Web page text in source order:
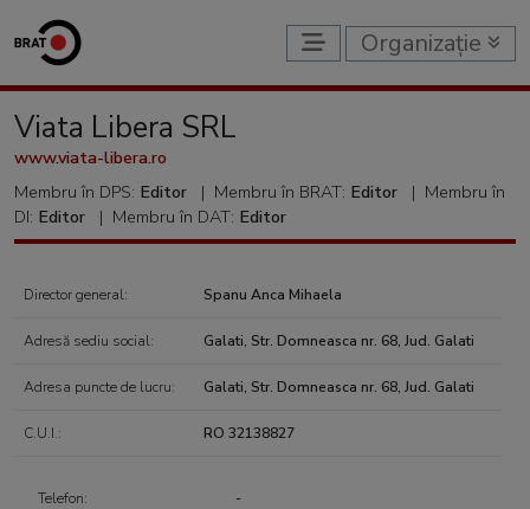
Organizație
Viata Libera SRL
www.viata-libera.ro
Membru în DPS: Editor | Membru în BRAT: Editor | Membru în
DI: Editor | Membru în DAT: Editor
Director general: Spanu Anca Mihaela
Adresă sediu social: Galati, Str. Domneasca nr. 68, Jud. Galati
Adresa puncte de lucru: Galati, Str. Domneasca nr. 68, Jud. Galati
C.U.I.: RO 32138827
Telefon: -